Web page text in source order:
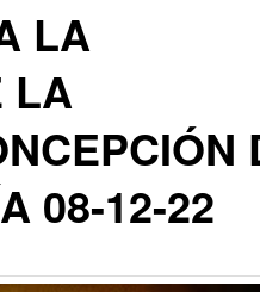
LA
LA
08-12-22